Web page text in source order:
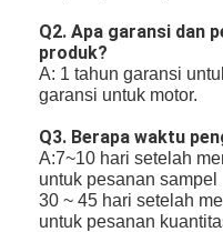
Q2. Apa garansi dan
produk?
A: 1 tahun garansi
garansi untuk motor.
Q3. Berapa waktu
A:7~10 hari setelah
untuk pesanan sampel
30 ~ 45 hari setelah
untuk pesanan